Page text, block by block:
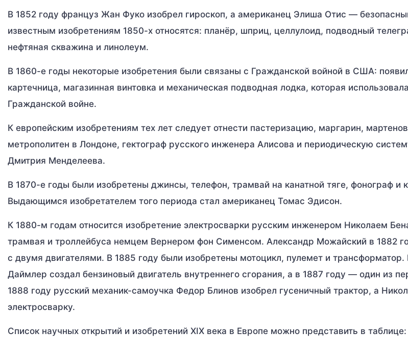
В 1852 году француз Жан Фуко изобрел гироскоп, а американец Элиша Отис —
известным изобретениям 1850-х относятся: планёр, шприц, целлулоид, подводный
нефтяная скважина и линолеум.
В 1860-е годы некоторые изобретения были связаны с Гражданской войной в США:
картечница, магазинная винтовка и механическая подводная лодка, которая
Гражданской войне.
К европейским изобретениям тех лет следует отнести пастеризацию, маргарин,
метрополитен в Лондоне, гектограф русского инженера Алисова и периодическую
Дмитрия Менделеева.
В 1870-е годы были изобретены джинсы, телефон, трамвай на канатной тяге, фонограф и
Выдающимся изобретателем того периода стал американец Томас Эдисон.
К 1880-м годам относится изобретение электросварки русским инженером Николаем
трамвая и троллейбуса немцем Вернером фон Сименсом. Александр Можайский в 1882
с двумя двигателями. В 1885 году были изобретены мотоцикл, пулемет и трансформатор.
Даймлер создал бензиновый двигатель внутреннего сгорания, а в 1887 году — один из
1888 году русский механик-самоучка Федор Блинов изобрел гусеничный трактор, а
электросварку.
Список научных открытий и изобретений XIX века в Европе можно представить в таблице: